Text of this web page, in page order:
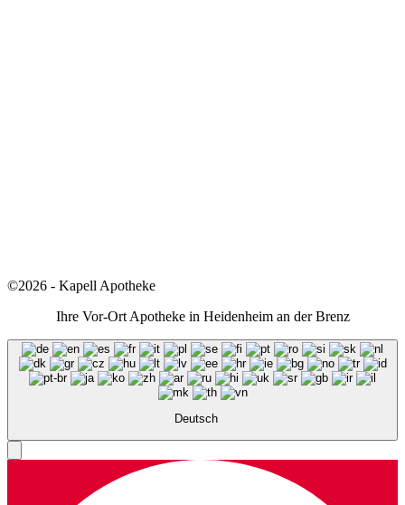
©2026 - Kapell Apotheke
Ihre Vor-Ort Apotheke in Heidenheim an der Brenz
Deutsch